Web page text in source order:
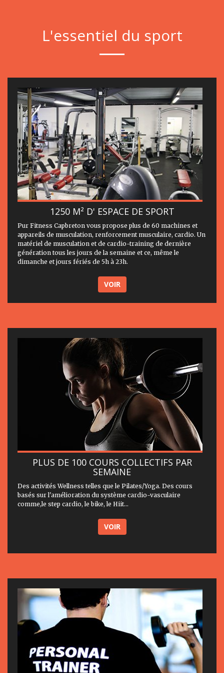
L'essentiel du sport
1250 M² D' ESPACE DE SPORT
Pur Fitness Capbreton vous propose plus de 60 machines et
appareils de musculation, renforcement musculaire, cardio. Un
matériel de musculation et de cardio-training de dernière
génération tous les jours de la semaine et ce, même le
dimanche et jours fériés de 5h à 23h.
VOIR
PLUS DE 100 COURS COLLECTIFS PAR
SEMAINE
Des activités Wellness telles que le Pilates/Yoga. Des cours
basés sur l'amélioration du système cardio-vasculaire
comme,le step cardio, le bike, le Hiit...
VOIR